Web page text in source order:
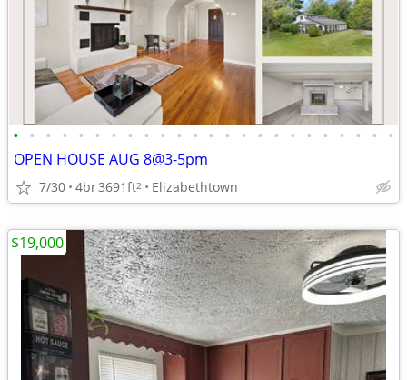
• • • • • • • • • • • • • • • • • • • • • • • •
OPEN HOUSE AUG 8@3-5pm
7/30 4br3691ft2 Elizabethtown
$19,000